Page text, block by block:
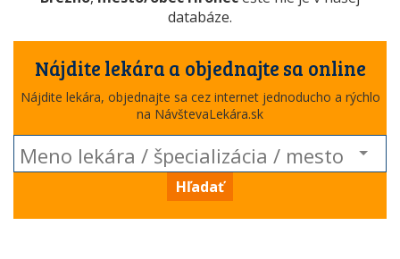
databáze.
Nájdite lekára a objednajte sa online
Nájdite lekára, objednajte sa cez internet jednoducho a rýchlo
na NávštevaLekára.sk
Hľadať